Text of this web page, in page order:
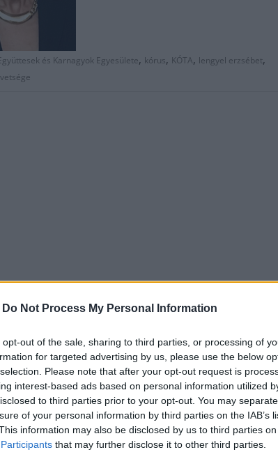
Do Not Process My Personal Information
opt-out of the sale, sharing to third parties, or processing of
for targeted advertising by us, please use the below
Please note that after your opt-out request is
interest-based ads based on personal information utilized
to third parties prior to your opt-out. You may
of your personal information by third parties on the IAB’s
information may also be disclosed by us to third parties
that may further disclose it to other third parties.
és Karnagyok Egyesülete, kórus, KÓTA, lengyel erzsébet,